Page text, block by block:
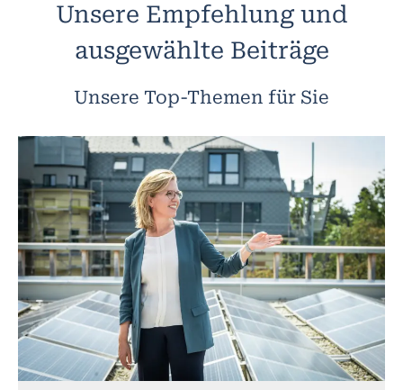
Unsere Empfehlung und
ausgewählte Beiträge
Unsere Top-Themen für Sie